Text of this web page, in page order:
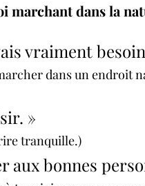
marchant dans la
vraiment
dans un endroit
»
tranquille.)
aux bonnes